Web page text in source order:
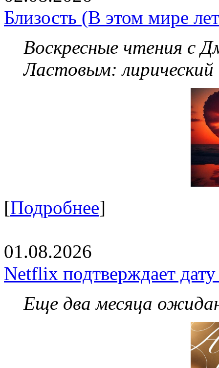
Близость (В этом мире
Воскресные чтения с
Ластовым:
[Подробнее]
01.08.2026
Netflix подтверждает
Еще два месяца